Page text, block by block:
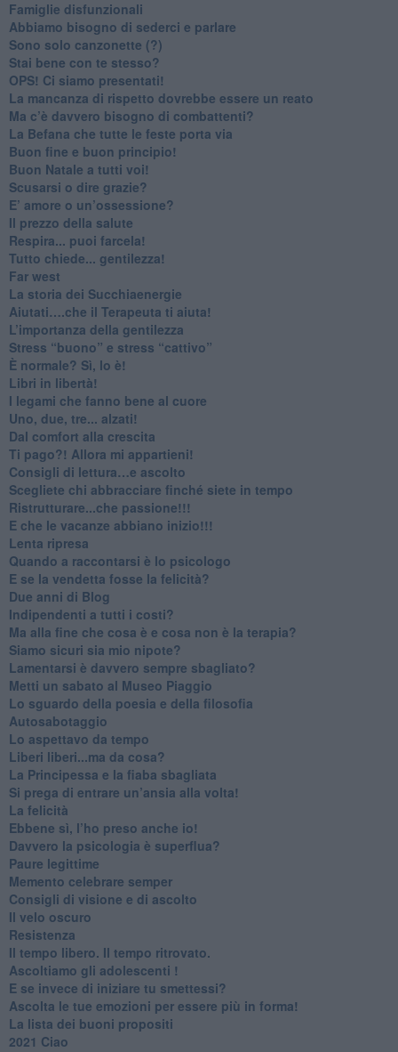
​Famiglie disfunzionali
​Abbiamo bisogno di sederci e parlare
Sono solo canzonette (?)
​Stai bene con te stesso?
​OPS! Ci siamo presentati!
​La mancanza di rispetto dovrebbe essere un reato
​Ma c’è davvero bisogno di combattenti?
​La Befana che tutte le feste porta via
Buon fine e buon principio!
​Buon Natale a tutti voi!
​Scusarsi o dire grazie?
​E’ amore o un’ossessione?
​Il prezzo della salute
​Respira... puoi farcela!
​Tutto chiede... gentilezza!
​Far west
​La storia dei Succhiaenergie
​Aiutati….che il Terapeuta ti aiuta!
​L’importanza della gentilezza
​Stress “buono” e stress “cattivo”
​È normale? Sì, lo è!
​Libri in libertà!
​I legami che fanno bene al cuore
Uno, due, tre... alzati!​
​Dal comfort alla crescita
​Ti pago?! Allora mi appartieni!​
​Consigli di lettura…e ascolto
​Scegliete chi abbracciare finché siete in tempo
​Ristrutturare...che passione!!!
​E che le vacanze abbiano inizio!!!
​Lenta ripresa
​Quando a raccontarsi è lo psicologo
​E se la vendetta fosse la felicità?
​Due anni di Blog
​Indipendenti a tutti i costi?
​Ma alla fine che cosa è e cosa non è la terapia?
​Siamo sicuri sia mio nipote?
​Lamentarsi è davvero sempre sbagliato?
​Metti un sabato al Museo Piaggio
​Lo sguardo della poesia e della filosofia
Autosabotaggio
​Lo aspettavo da tempo
​Liberi liberi...ma da cosa?
​La Principessa e la fiaba sbagliata
Si prega di entrare un’ansia alla volta!
​La felicità
​Ebbene sì, l’ho preso anche io!
​Davvero la psicologia è superflua?
Paure legittime
​Memento celebrare semper
​Consigli di visione e di ascolto
​Il velo oscuro
Resistenza
​Il tempo libero. Il tempo ritrovato.
Ascoltiamo gli adolescenti !
​E se invece di iniziare tu smettessi?
​Ascolta le tue emozioni per essere più in forma!
​La lista dei buoni propositi
2021 Ciao